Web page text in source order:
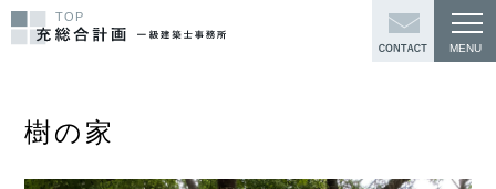
TOP
樹の家